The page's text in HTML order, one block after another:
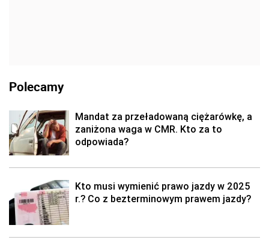
Polecamy
Mandat za przeładowaną ciężarówkę, a
zaniżona waga w CMR. Kto za to
odpowiada?
Kto musi wymienić prawo jazdy w 2025
r.? Co z bezterminowym prawem jazdy?